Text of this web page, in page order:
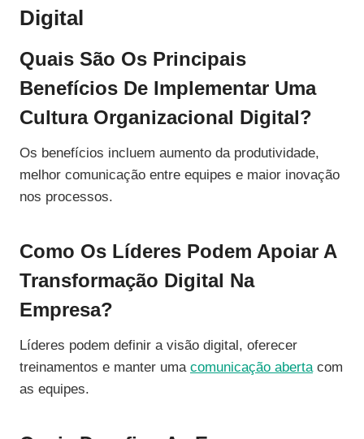
Digital
Quais São Os Principais
Benefícios De Implementar Uma
Cultura Organizacional Digital?
Os benefícios incluem aumento da produtividade,
melhor comunicação entre equipes e maior inovação
nos processos.
Como Os Líderes Podem Apoiar A
Transformação Digital Na
Empresa?
Líderes podem definir a visão digital, oferecer
treinamentos e manter uma comunicação abertacom
as equipes.